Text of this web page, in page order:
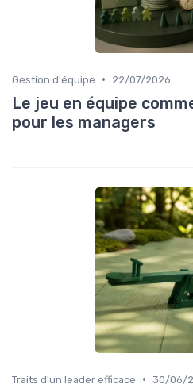
Gestion d'équipe • 22/07/2026
Le jeu en équipe
pour les managers
Traits d'un leader efficace • 30/06/